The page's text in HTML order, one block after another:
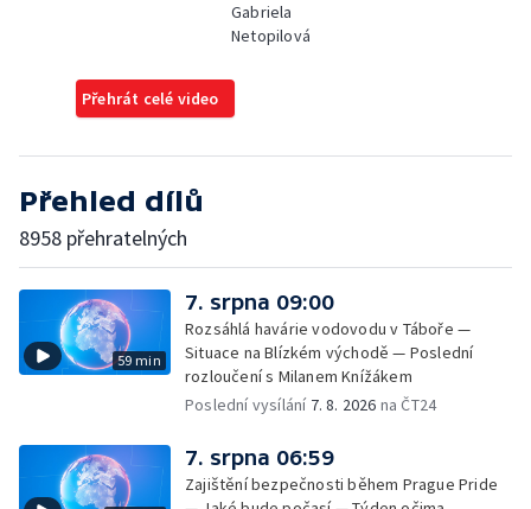
Gabriela
Netopilová
Přehrát celé video
Přehled dílů
8958 přehratelných
59 min
7. srpna 09:00
Rozsáhlá havárie vodovodu v Táboře —
Situace na Blízkém východě — Poslední
rozloučení s Milanem Knížákem
Poslední vysílání 7. 8. 2026 na ČT24
7. srpna 06:59
Zajištění bezpečnosti během Prague Pride